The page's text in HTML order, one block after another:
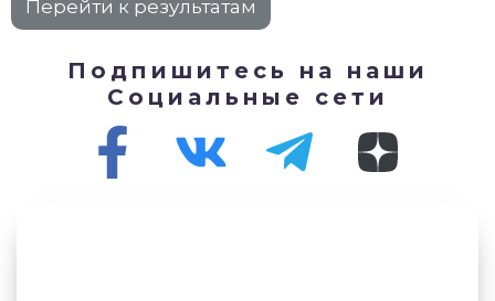
Подпишитесь на наши
Социальные сети